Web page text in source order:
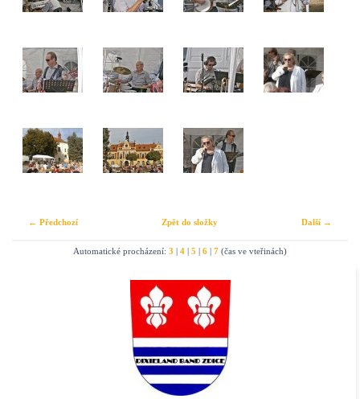
← Předchozí Další →
Zpět do složky
Automatické procházení: 3 4 5 6 7 (čas ve vteřinách)